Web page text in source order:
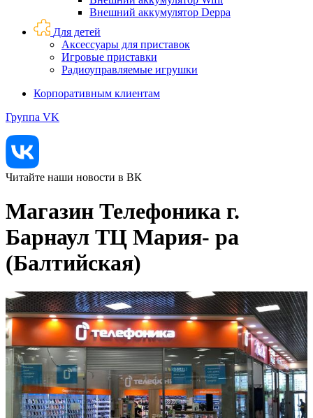
Внешний аккумулятор Deppa
Для детей
Аксессуары для приставок
Игровые приставки
Радиоуправляемые игрушки
Корпоративным клиентам
Группа VK
Читайте наши новости в ВК
Магазин Телефоника г.
Барнаул ТЦ Мария- ра
(Балтийская)